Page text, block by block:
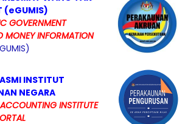
(eGUMIS)
GOVERNMENT
MONEY INFORMATION
INSTITUT
NEGARA
INSTITUTE